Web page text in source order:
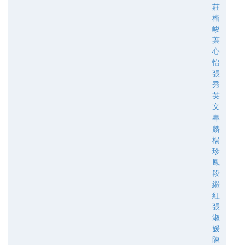
莊
榕
峻
葉
心
怡
張
秀
英
文
專
麟
楊
珍
鳳
段
繼
紅
張
淑
媛
陳